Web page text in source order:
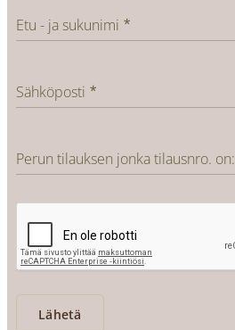
Etu - ja sukunimi
Sähköposti
Perun tilauksen jonka tilausnro. on:
Lähetä